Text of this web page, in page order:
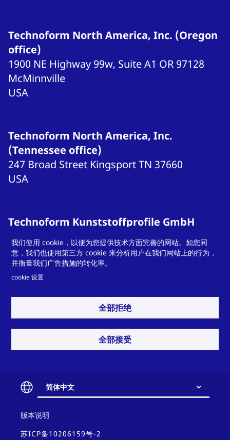
Technoform North America, Inc. (Oregon
office)
1900 NE Highway 99w, Suite A1 OR 97128
McMinnville
USA
Technoform North America, Inc.
(Tennessee office)
247 Broad Street KingsportTN 37660
USA
Technoform Kunststoffprofile GmbH
Otto-Hahn-Str. 34
34253Lohfelden
Germany
T+49 561 9583-900
info.otsde@technoform.com
Technoform Tailored Solutions Holding
34253
Lohfelden
Germany
T +49 561 9583-900
solutions.otsde@technoform.com
我们使用 cookie，以便为您提供技术方面完善的网站。如您同
意，我们也使用第三方 cookie 来分析用户在我们网站上的行为，
并衡量我们广告措施的转化率。
cookie 设置
全部拒绝
全部接受
简体中文
Contact
and
policy
版本说明
苏ICP备10206159号-2